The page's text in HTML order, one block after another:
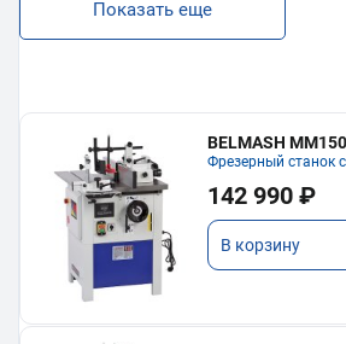
Показать еще
BELMASH
Фрезерный станок
142 990 ₽
В корзину